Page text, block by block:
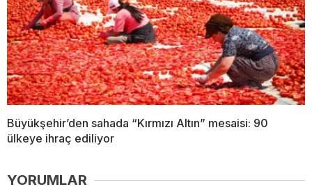
Büyükşehir’den sahada “Kırmızı Altın” mesaisi: 90
ülkeye ihraç ediliyor
YORUMLAR